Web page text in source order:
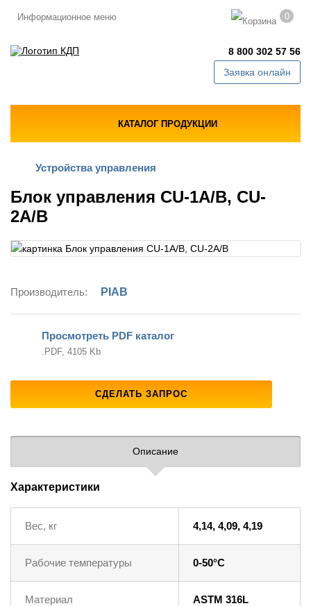
Информационное меню 0
8 800 302 57 56
Заявка онлайн
КАТАЛОГ ПРОДУКЦИИ
Устройства управления
Блок управления CU-1A/B, CU-
2A/B
Производитель: PIAB
Просмотреть PDF каталог
.PDF, 4105 Kb
СДЕЛАТЬ ЗАПРОС
Описание
Характеристики
Вес, кг 4,14, 4,09, 4,19
Рабочие температуры 0-50°C
Материал ASTM 316L